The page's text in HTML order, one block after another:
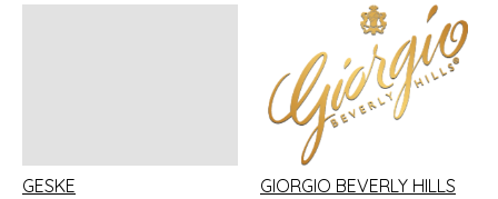
GESKE GIORGIO BEVERLY HILLS